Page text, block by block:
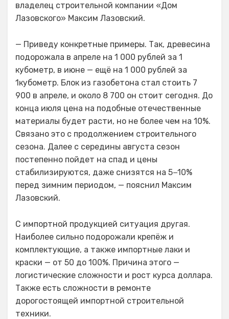
владелец строительной компании «Дом
Лазовского» Максим Лазовский.
— Приведу конкретные примеры. Так, древесина
подорожала в апреле на 1 000 рублей за 1
кубометр, в июне — ещё на 1 000 рублей за
1кубометр. Блок из газобетона стал стоить 7
900 в апреле, и около 8 700 он стоит сегодня. До
конца июля цена на подобные отечественные
материалы будет расти, но не более чем на 10%.
Связано это с продолжением строительного
сезона. Далее с середины августа сезон
постепенно пойдет на спад и цены
стабилизируются, даже снизятся на 5−10%
перед зимним периодом, — пояснил Максим
Лазовский.
С импортной продукцией ситуация другая.
Наиболее сильно подорожали крепёж и
комплектующие, а также импортные лаки и
краски — от 50 до 100%. Причина этого —
логистические сложности и рост курса доллара.
Также есть сложности в ремонте
дорогостоящей импортной строительной
техники.